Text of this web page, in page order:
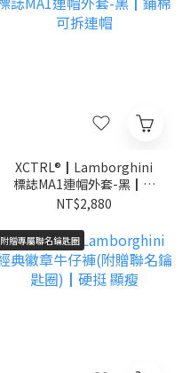
XCTRL®┃Lamborghini
標誌MA1連帽外套-黑┃鋪
棉 可拆連帽
NT$2,880
附贈專屬聯名鑰匙圈